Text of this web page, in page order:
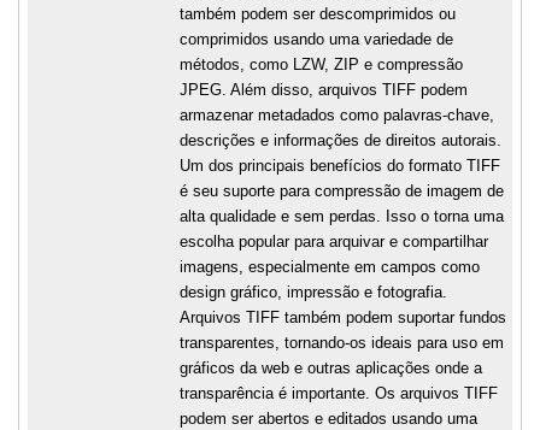
também podem ser descomprimidos ou
comprimidos usando uma variedade de
métodos, como LZW, ZIP e compressão
JPEG. Além disso, arquivos TIFF podem
armazenar metadados como palavras-chave,
descrições e informações de direitos autorais.
Um dos principais benefícios do formato TIFF
é seu suporte para compressão de imagem de
alta qualidade e sem perdas. Isso o torna uma
escolha popular para arquivar e compartilhar
imagens, especialmente em campos como
design gráfico, impressão e fotografia.
Arquivos TIFF também podem suportar fundos
transparentes, tornando-os ideais para uso em
gráficos da web e outras aplicações onde a
transparência é importante. Os arquivos TIFF
podem ser abertos e editados usando uma